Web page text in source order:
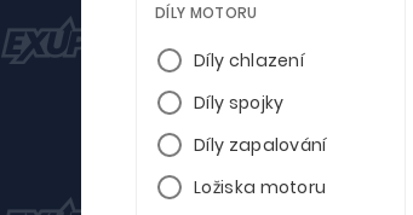
DÍLY MOTORU
Díly chlazení
Díly spojky
Díly zapalování
Ložiska motoru